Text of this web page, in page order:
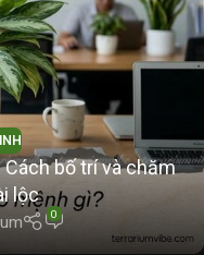
bố trí và chăm
lộc
0